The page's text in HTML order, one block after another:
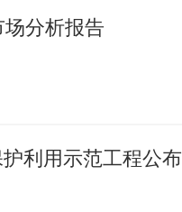
分析报告
利用示范工程公布